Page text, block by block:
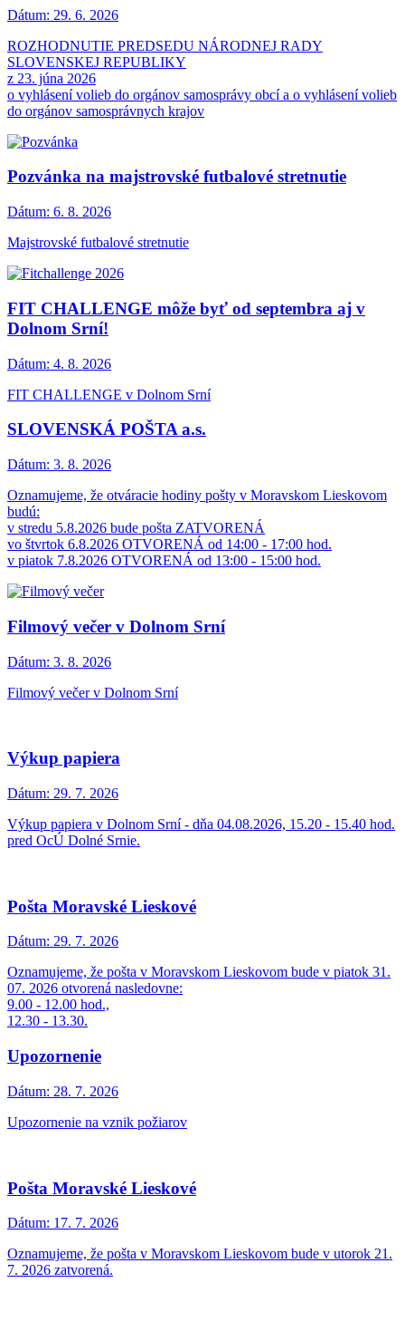
Dátum: 29. 6. 2026
ROZHODNUTIE PREDSEDU NÁRODNEJ RADY
SLOVENSKEJ REPUBLIKY
z 23. júna 2026
o vyhlásení volieb do orgánov samosprávy obcí a o vyhlásení volieb
do orgánov samosprávnych krajov
Pozvánka na majstrovské futbalové stretnutie
Dátum: 6. 8. 2026
Majstrovské futbalové stretnutie
FIT CHALLENGE môže byť od septembra aj v
Dolnom Srní!
Dátum: 4. 8. 2026
FIT CHALLENGE v Dolnom Srní
SLOVENSKÁ POŠTA a.s.
Dátum: 3. 8. 2026
Oznamujeme, že otváracie hodiny pošty v Moravskom Lieskovom
budú:
v stredu 5.8.2026 bude pošta ZATVORENÁ
vo štvrtok 6.8.2026 OTVORENÁ od 14:00 - 17:00 hod.
v piatok 7.8.2026 OTVORENÁ od 13:00 - 15:00 hod.
Filmový večer v Dolnom Srní
Dátum: 3. 8. 2026
Filmový večer v Dolnom Srní
Výkup papiera
Dátum: 29. 7. 2026
Výkup papiera v Dolnom Srní - dňa 04.08.2026, 15.20 - 15.40 hod.
pred OcÚ Dolné Srnie.
Pošta Moravské Lieskové
Dátum: 29. 7. 2026
Oznamujeme, že pošta v Moravskom Lieskovom bude v piatok 31.
07. 2026 otvorená nasledovne:
9.00 - 12.00 hod.,
12.30 - 13.30.
Upozornenie
Dátum: 28. 7. 2026
Upozornenie na vznik požiarov
Pošta Moravské Lieskové
Dátum: 17. 7. 2026
Oznamujeme, že pošta v Moravskom Lieskovom bude v utorok 21.
7. 2026 zatvorená.